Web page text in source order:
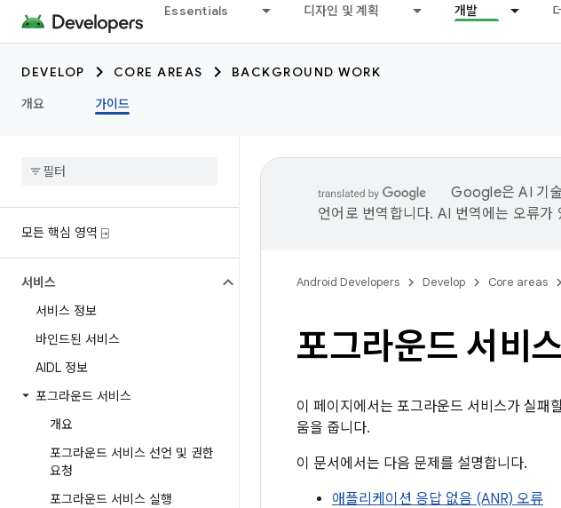
Essentials 디자인 및 계획 개발
DEVELOP CORE AREAS
BACKGROUND WORK
개요
가이드
모든 핵심 영역 ⍈
서비스
서비스 정보
바인드된 서비스
AIDL 정보
포그라운드 서비스
개요
포그라운드 서비스 선언 및 권한
요청
포그라운드 서비스 실행
Google은 AI 기
언어로 번역합니다. AI 번역에는 오류가
Android Developers Develop Core areas
포그라운드 서비
이 페이지에서는 포그라운드 서비스가 실패
움을 줍니다.
이 문서에서는 다음 문제를 설명합니다.
애플리케이션 응답 없음 (ANR) 오류